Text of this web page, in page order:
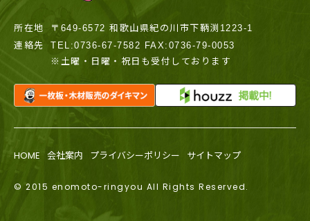
所在地
〒649-6572 和歌山県紀の川市下鞆渕1223-1
連絡先
TEL:0736-67-7582 FAX:0736-79-0053
※土曜・日曜・祝日も受付しております
HOME 会社案内 プライバシーポリシー サイトマップ
© 2015 enomoto-ringyou All Rights Reserved.